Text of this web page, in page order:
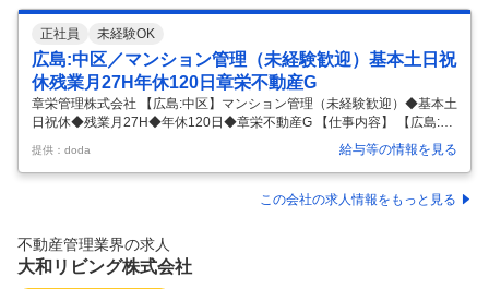
正社員 未経験OK
広島:中区／マンション管理（未経験歓迎）基本土日祝
休残業月27H年休120日章栄不動産G
章栄管理株式会社 【広島:中区】マンション管理（未経験歓迎）◆基本土
日祝休◆残業月27H◆年休120日◆章栄不動産G 【仕事内容】 【広島:中
区】マンション管理（未経験歓迎）◆基本土日祝休◆残業月27H◆年休1
20日◆章栄不動産G 【具体的な仕事内容】 安定業界で手に職つけて働き
たい方必見／安全・快適な生活をサポートするマンション管理ポジショ
ンの募集／社用車貸与あり／転勤無 ■業務内容 西日本を中心に分譲マン
ポートをお任せします。具体的な業務内容は下記のとおりです。 ・分譲
マンションの管理組合運営サポート ・理事会、総会の運営サポ
提供：doda 給与等の情報を見る
この会社の求人情報をもっと見る
不動産管理業界の求人
大和リビング株式会社